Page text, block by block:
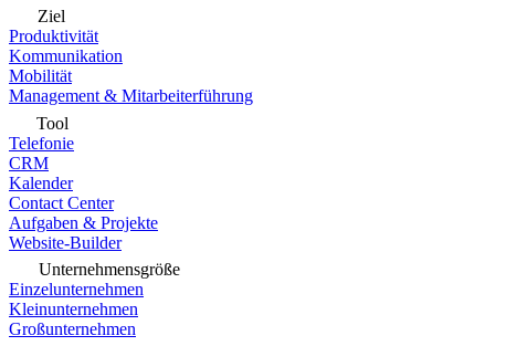
Ziel
Produktivität
Kommunikation
Mobilität
Management & Mitarbeiterführung
Tool
Telefonie
CRM
Kalender
Contact Center
Aufgaben & Projekte
Website-Builder
Unternehmensgröße
Einzelunternehmen
Kleinunternehmen
Großunternehmen